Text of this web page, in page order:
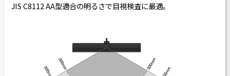
JIS C8112 AA型適合の明るさで目視検査に最適。